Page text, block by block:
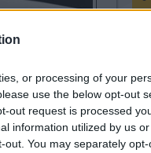
or processing of your
use the below opt-out
out request is processed
information utilized by us
You may separately